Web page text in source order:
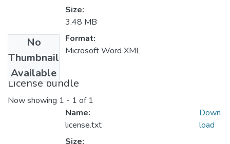
No
Thumbnail
Available
Size:
3.48 MB
Format:
Microsoft Word XML
License bundle
Now showing 1 - 1 of 1
Name:
license.txt
Size:
Down
load